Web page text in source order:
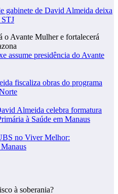
gabinete de David Almeida deixa
STJ
assume presidência do Avante
fiscaliza obras do programa
Almeida celebra formatura
à Saúde em Manaus
no Viver Melhor: